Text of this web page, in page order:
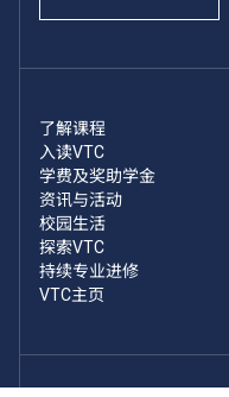
了解课程
入读VTC
学费及奖助学金
资讯与活动
校园生活
探索VTC
持续专业进修
VTC主页